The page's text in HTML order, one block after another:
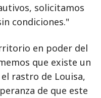
solicitamos
condiciones."
en poder del
que existe un
rastro de Louisa,
de que este